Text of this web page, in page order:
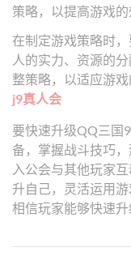
策略，以提高游戏的
在制定游戏策略时
人的实力、资源的
整策略，以适应游戏
j9真人会
要快速升级QQ三国
备，掌握战斗技巧
入公会与其他玩家
升自己，灵活运用
相信玩家能够快速升